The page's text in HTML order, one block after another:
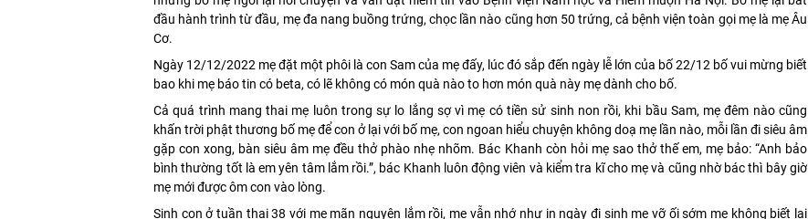
đầu hành trình từ đầu, mẹ đa nang buồng trứng, chọc lần nào cũng hơn 50 trứng, cả bệnh viện toàn gọi mẹ là mẹ Âu
Cơ.
Ngày 12/12/2022 mẹ đặt một phôi là con Sam của mẹ đấy, lúc đó sắp đến ngày lễ lớn của bố 22/12 bố vui mừng biết
bao khi mẹ báo tin có beta, có lẽ không có món quà nào to hơn món quà này mẹ dành cho bố.
Cả quá trình mang thai mẹ luôn trong sự lo lắng sợ vì mẹ có tiền sử sinh non rồi, khi bầu Sam, mẹ đêm nào cũng
khấn trời phật thương bố mẹ để con ở lại với bố mẹ, con ngoan hiểu chuyện không doạ mẹ lần nào, mỗi lần đi siêu âm
gặp con xong, bàn siêu âm mẹ đều thở phào nhẹ nhõm. Bác Khanh còn hỏi mẹ sao thở thế em, mẹ bảo: “Anh bảo
bình thường tốt là em yên tâm lắm rồi.”, bác Khanh luôn động viên và kiểm tra kĩ cho mẹ và cũng nhờ bác thì bây giờ
mẹ mới được ôm con vào lòng.
Sinh con ở tuần thai 38 với mẹ mãn nguyện lắm rồi, mẹ vẫn nhớ như in ngày đi sinh mẹ vỡ ối sớm mẹ không biết lại